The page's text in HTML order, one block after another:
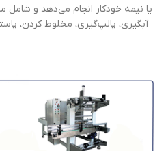
یا نیمه خودکار انجام می‌دهد و
آبگیری، پالپ‌گیری، مخلوط کردن،